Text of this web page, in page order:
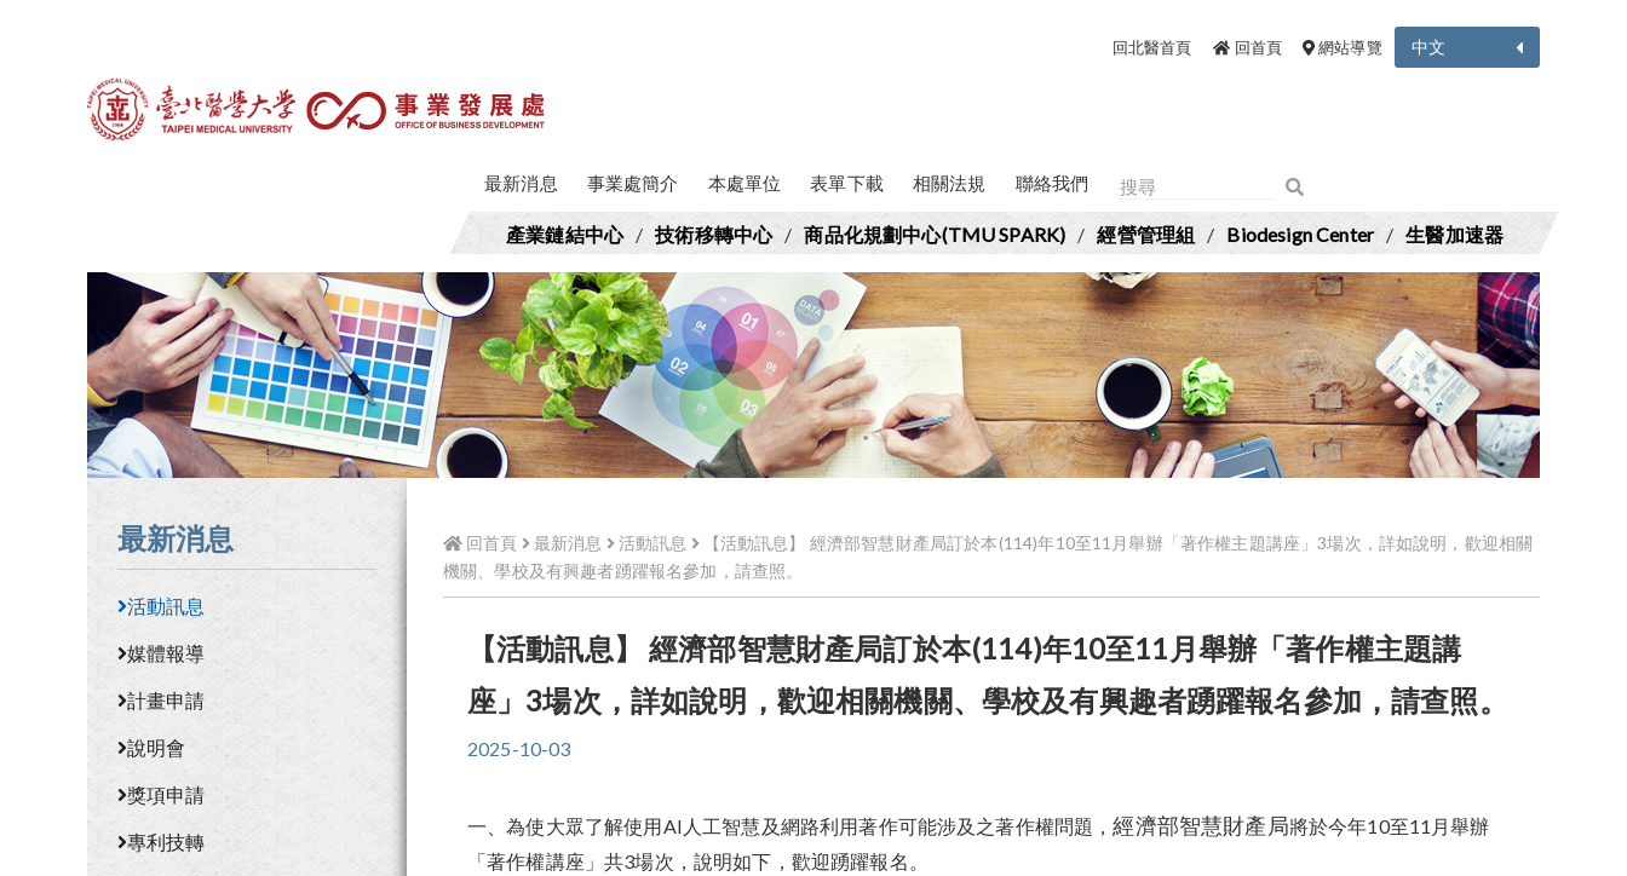
回北醫首頁 回首頁 網站導覽 中文
最新消息 事業處簡介 本處單位 表單下載 相關法規 聯絡我們
產業鏈結中心 / 技術移轉中心 / 商品化規劃中心(TMU SPARK) / 經營管理組 / Biodesign Center / 生醫加速器
最新消息
活動訊息
媒體報導
計畫申請
說明會
獎項申請
專利技轉
回首頁 最新消息 活動訊息
【活動訊息】 經濟部智慧財產局訂於本(114)年10至11月舉辦「著作權主題講座」3場次，詳如說明，歡迎相關
機關、學校及有興趣者踴躍報名參加，請查照。
【活動訊息】 經濟部智慧財產局訂於本(114)年10至11月舉辦「著作權主題講
座」3場次，詳如說明，歡迎相關機關、學校及有興趣者踴躍報名參加，請查照。
2025-10-03
一、為使大眾了解使用AI人工智慧及網路利用著作可能涉及之著作權問題，經濟部智慧財產局將於今年10至11月舉辦
「著作權講座」共3場次，說明如下，歡迎踴躍報名。